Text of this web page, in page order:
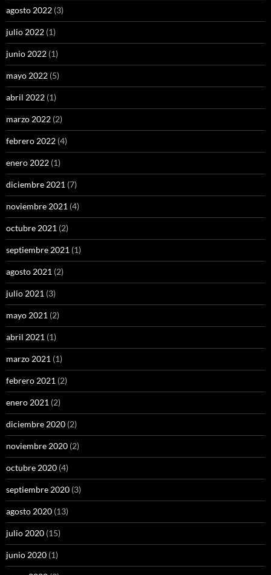
agosto 2022 (3)
julio 2022 (1)
junio 2022 (1)
mayo 2022 (5)
abril 2022 (1)
marzo 2022 (2)
febrero 2022 (4)
enero 2022 (1)
diciembre 2021 (7)
noviembre 2021 (4)
octubre 2021 (2)
septiembre 2021 (1)
agosto 2021 (2)
julio 2021 (3)
mayo 2021 (2)
abril 2021 (1)
marzo 2021 (1)
febrero 2021 (2)
enero 2021 (2)
diciembre 2020 (2)
noviembre 2020 (2)
octubre 2020 (4)
septiembre 2020 (3)
agosto 2020 (13)
julio 2020 (15)
junio 2020 (1)